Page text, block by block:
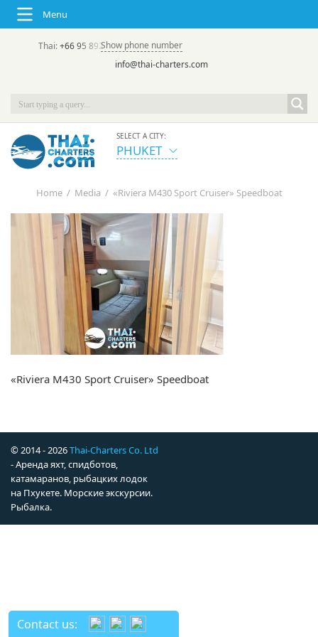
Menu
Thai:+66 95 892 7646(rus/eng) | в России:
Show phone number
info@thai-charters.com
SELECT A CITY:
PHUKET
Home / Media / «Riviera M430 Sport Cruiser» Speedboat
«Riviera M430 Sport Cruiser» Speedboat
© 2014 - 2026Thai-Charters Co. Ltd
- Аренда яхт, спидботов,
катамаранов, рыбацких лодок
на Пхукете. Морские экскурсии.
Рыбалка.
Contact us: